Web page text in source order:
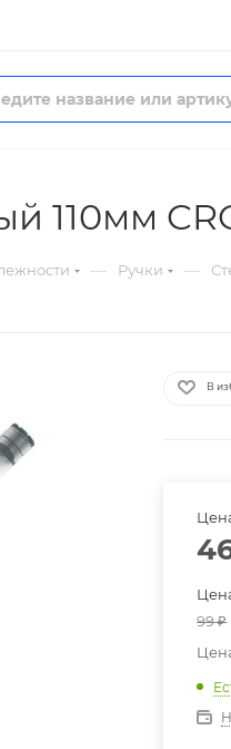
110мм
— Ручки —
В
99₽